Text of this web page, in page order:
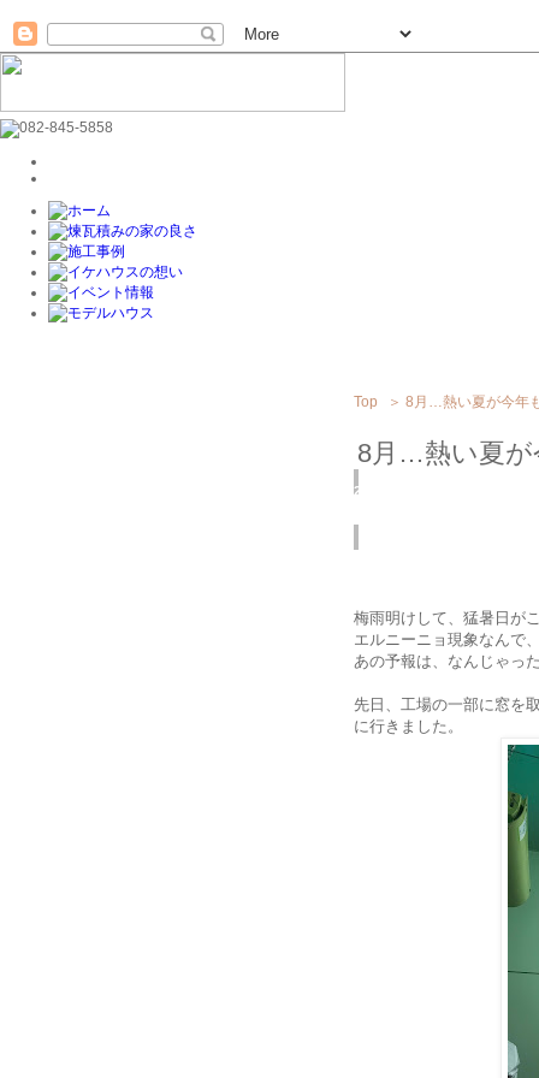
Top ＞ 8月…熱い夏が今年
8月…熱い夏
2019
梅雨明けして、猛暑日が
エルニーニョ現象なんで
あの予報は、なんじゃっ
先日、工場の一部に窓を
に行きました。